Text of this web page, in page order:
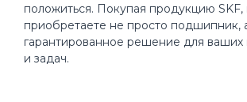
положиться. Покупая продукцию SKF,
приобретаете не просто подшипник,
гарантированное решение для ваших
и задач.